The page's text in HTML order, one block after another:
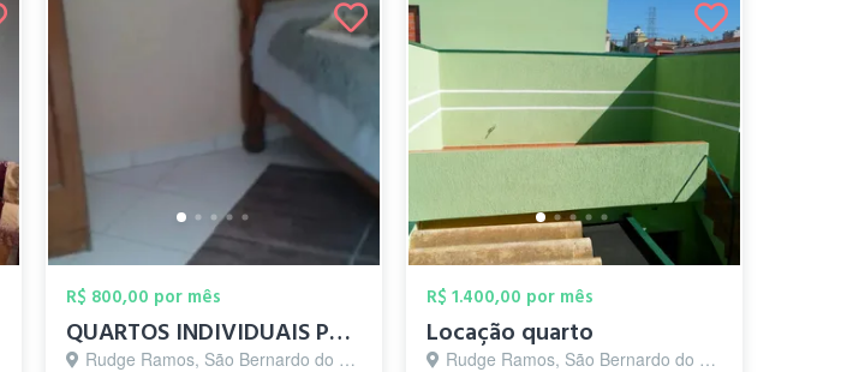
R$ 800,00 por mês
QUARTOS INDIVIDUAIS PARA SENHORES SEM VÍ...
Rudge Ramos, São Bernardo do Campo - SP
R$ 1.400,00 por mês
Locação quarto
Rudge Ramos, São Bernardo do Campo - SP